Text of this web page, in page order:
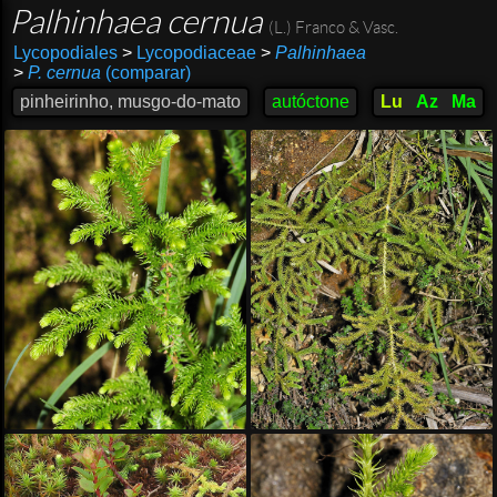
Palhinhaea cernua (L.) Franco & Vasc.
Lycopodiales >Lycopodiaceae > Palhinhaea
> P. cernua (comparar)
pinheirinho, musgo-do-mato
autóctone Lu Az Ma